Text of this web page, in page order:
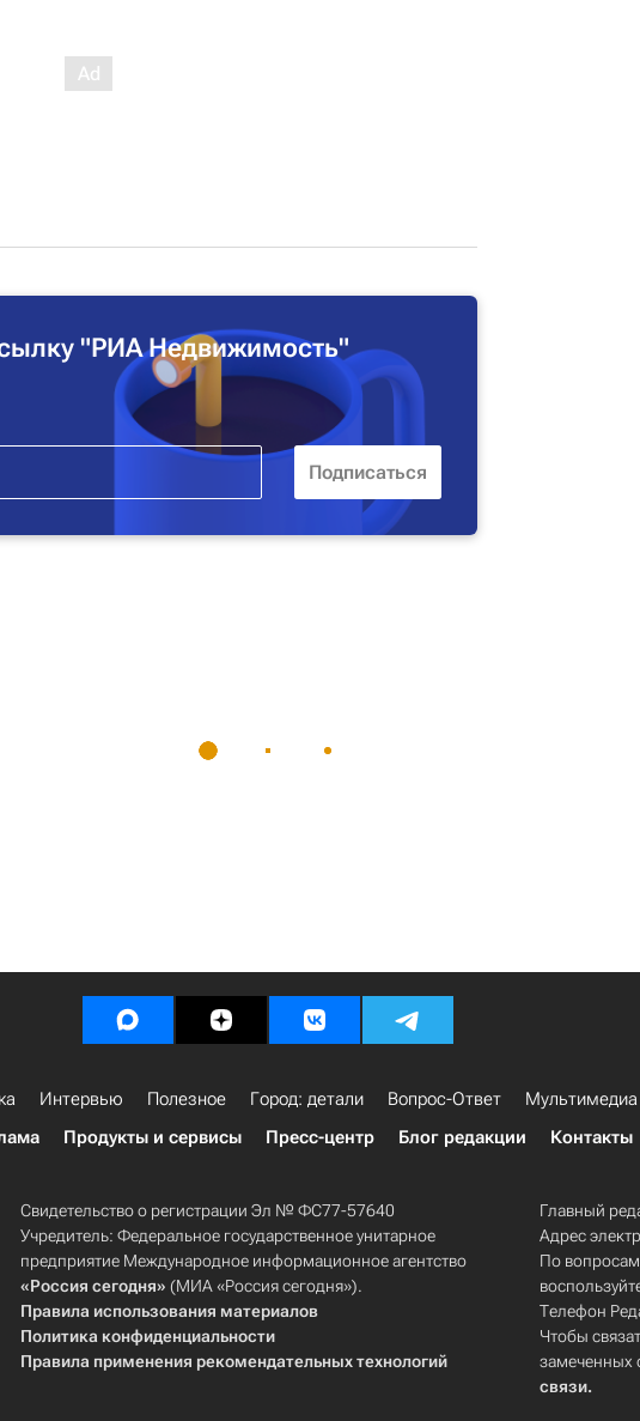
"РИА Недвижимость"
Интервью Полезное Город: детали Вопрос-Ответ Мультимедиа
Продукты и сервисы Пресс-центр Блог редакции Контакты
Свидетельство о регистрации Эл № ФС77-57640
Учредитель: Федеральное государственное унитарное
предприятие Международное информационное агентство
«Россия сегодня» (МИА «Россия сегодня»).
Правила использования материалов
Политика конфиденциальности
Правила применения рекомендательных технологий
Главный
Адрес
По
Телефон
Чтобы
замеченных
связи.